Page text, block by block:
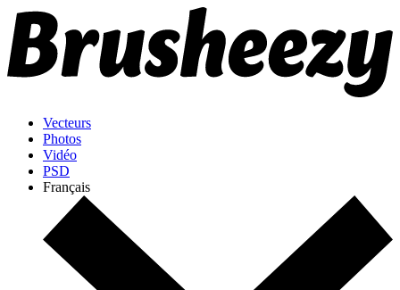
Vecteurs
Photos
Vidéo
PSD
Français